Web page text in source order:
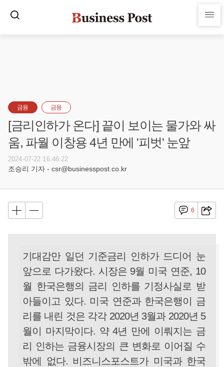
금융 금융
[금리인하가 온다] 끝이 보이는 물가와 싸
움, 파월 이창용 4년 만에 '피벗' 눈앞
2024-07-22 16:46:22
조승리 기자 - csr@businesspost.co.kr
6
기대감만 일던 기준금리 인하가 드디어 눈
앞으로 다가왔다. 시장은 9월 미국 연준, 10
월 한국은행의 금리 인하를 기정사실로 받
아들이고 있다. 미국 연준과 한국은행이 금
리를 내린 것은 각각 2020년 3월과 2020년 5
월이 마지막이다. 약 4년 만에 이뤄지는 금
리 인하는 금융시장의 큰 변화로 이어질 수
밖에 없다. 비즈니스포스트가 미국과 한국